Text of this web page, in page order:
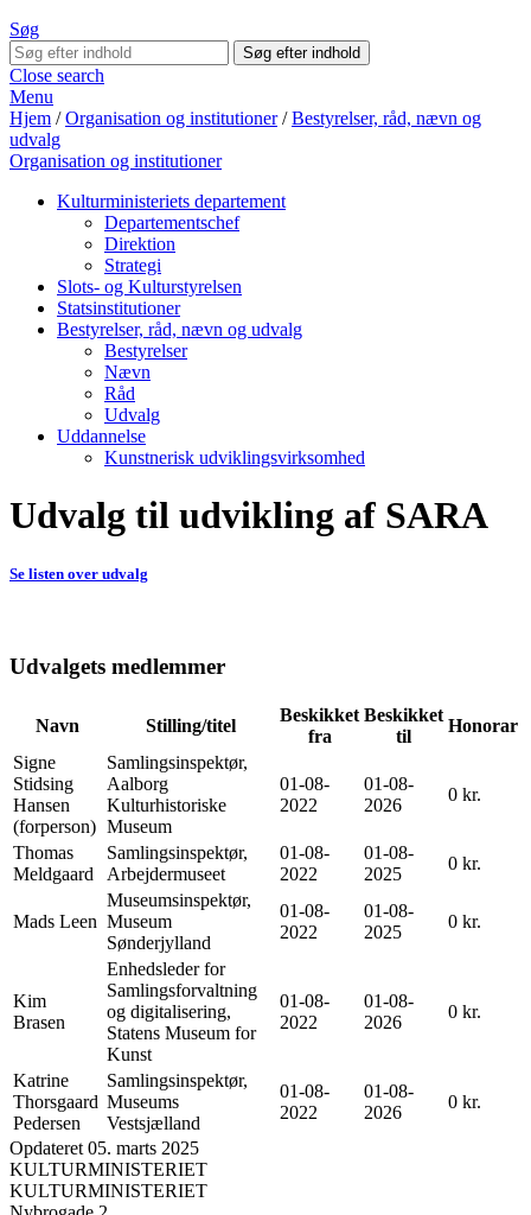
Søg
Close search
Menu
Hjem /Organisation og institutioner/Bestyrelser, råd, nævn og
udvalg
Organisation og institutioner
Kulturministeriets departement
Departementschef
Direktion
Strategi
Slots- og Kulturstyrelsen
Statsinstitutioner
Bestyrelser, råd, nævn og udvalg
Bestyrelser
Nævn
Råd
Udvalg
Uddannelse
Kunstnerisk udviklingsvirksomhed
Udvalg til udvikling af SARA
Se listen over udvalg
Udvalgets medlemmer
Navn Stilling/titel
Beskikket
fra
Beskikket
til
Honorar
Signe
Stidsing
Hansen
(forperson)
Samlingsinspektør,
Aalborg
Kulturhistoriske
Museum
01-08-
2022
01-08-
2026
0 kr.
Thomas
Meldgaard
Samlingsinspektør,
Arbejdermuseet
01-08-
2022
01-08-
2025
0 kr.
Mads Leen
Museumsinspektør,
Museum
Sønderjylland
01-08-
2022
01-08-
2025
0 kr.
Kim
Brasen
Enhedsleder for
Samlingsforvaltning
og digitalisering,
Statens Museum for
Kunst
01-08-
2022
01-08-
2026
0 kr.
Katrine
Thorsgaard
Pedersen
Samlingsinspektør,
Museums
Vestsjælland
01-08-
2022
01-08-
2026
0 kr.
Opdateret 05. marts 2025
KULTURMINISTERIET
KULTURMINISTERIET